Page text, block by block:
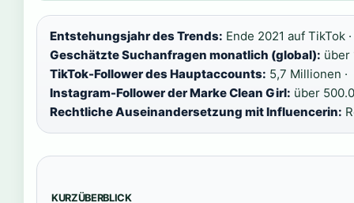
Entstehungsjahr des Trends: Ende 2021 auf TikTok ·
Geschätzte Suchanfragen monatlich (global): über
TikTok-Follower des Hauptaccounts: 5,7 Millionen ·
Instagram-Follower der Marke Clean Girl: über
Rechtliche Auseinandersetzung mit Influencerin:
KURZÜBERBLICK